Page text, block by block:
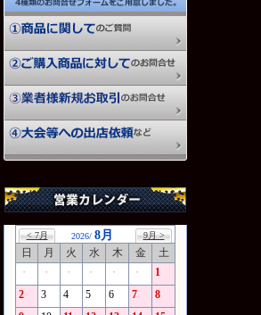
< 7月 2026/ 8月 9月 >
日 月 火 水 木 金
土
・
・ ・ ・ ・ ・
1
2
3 4 5 6 7
8